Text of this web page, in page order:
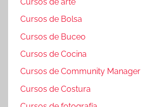
Cursos de Bolsa
Cursos de Buceo
Cursos de Cocina
Cursos de Community Manager
Cursos de Costura